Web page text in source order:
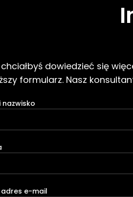
dowiedzieć się
formularz. Nasz
nazwisko
adres e-mail